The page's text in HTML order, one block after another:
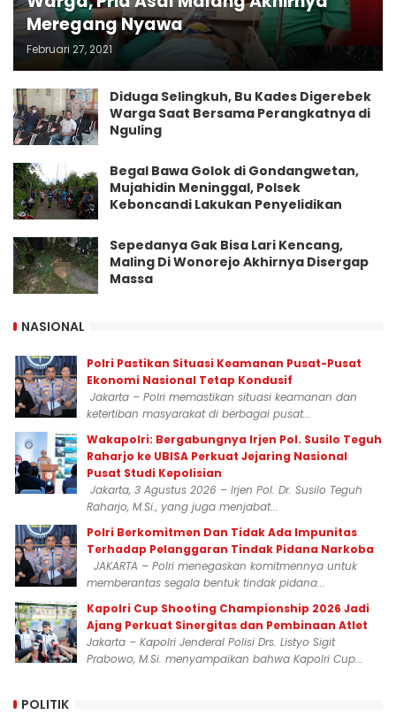
Meregang Nyawa
Februari 27, 2021
Diduga Selingkuh, Bu Kades Digerebek
Warga Saat Bersama Perangkatnya di
Nguling
Begal Bawa Golok di Gondangwetan,
Mujahidin Meninggal, Polsek
Keboncandi Lakukan Penyelidikan
Sepedanya Gak Bisa Lari Kencang,
Maling Di Wonorejo Akhirnya Disergap
Massa
NASIONAL
Polri Pastikan Situasi Keamanan Pusat-Pusat
Ekonomi Nasional Tetap Kondusif
Jakarta – Polri memastikan situasi keamanan dan
ketertiban masyarakat di berbagai pusat...
Wakapolri: Bergabungnya Irjen Pol. Susilo Teguh
Raharjo ke UBISA Perkuat Jejaring Nasional
Pusat Studi Kepolisian
Jakarta, 3 Agustus 2026 – Irjen Pol. Dr. Susilo Teguh
Raharjo, M.Si., yang juga menjabat...
Polri Berkomitmen Dan Tidak Ada Impunitas
Terhadap Pelanggaran Tindak Pidana Narkoba
JAKARTA – Polri menegaskan komitmennya untuk
memberantas segala bentuk tindak pidana...
Kapolri Cup Shooting Championship 2026 Jadi
Ajang Perkuat Sinergitas dan Pembinaan Atlet
Jakarta – Kapolri Jenderal Polisi Drs. Listyo Sigit
Prabowo, M.Si. menyampaikan bahwa Kapolri Cup...
POLITIK